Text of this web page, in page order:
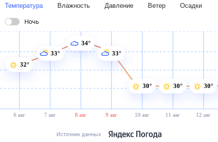
Температура Влажность Давление Ветер Осадки
Ночь
6 авг 7 авг 8 авг 9 авг 10 авг 11 авг 12 авг
32°
33°
34°
33°
30° 30° 30°
Источник данных